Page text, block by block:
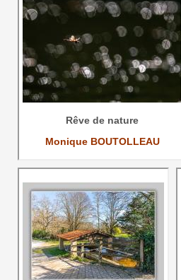
Rêve de nature
Monique BOUTOLLEAU